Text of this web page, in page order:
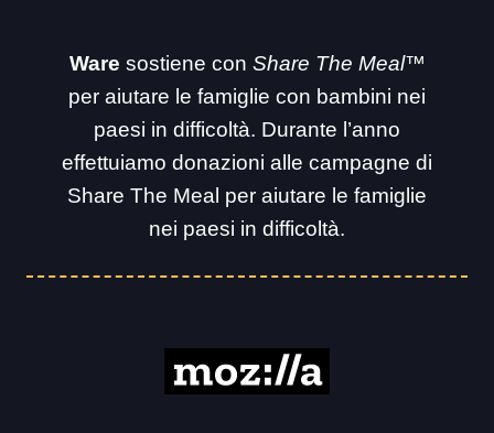
Ware sostiene con Share The Meal™
per aiutare le famiglie con bambini nei
paesi in difficoltà. Durante l’anno
effettuiamo donazioni alle campagne di
Share The Meal per aiutare le famiglie
nei paesi in difficoltà.